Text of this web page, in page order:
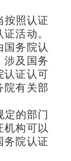
按照认证
活动。
国务院认
涉及国务
认证认可
院有关部
定的部门
机构可以
务院认证